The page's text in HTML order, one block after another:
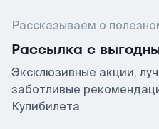
Рассказываем о
Рассылка с
Эксклюзивные акции,
заботливые
Купибилета